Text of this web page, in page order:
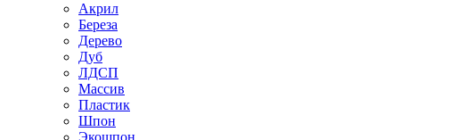
Акрил
Береза
Дерево
Дуб
ЛДСП
Массив
Пластик
Шпон
Экошпон